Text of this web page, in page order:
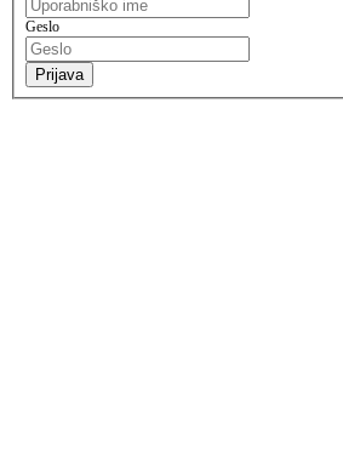
Geslo